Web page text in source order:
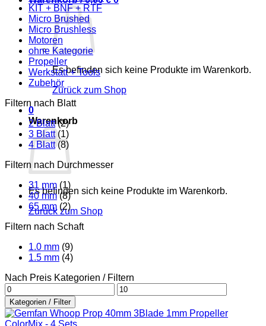
Es befinden sich keine Produkte im Warenkorb.
Zurück zum Shop
0
Warenkorb
Es befinden sich keine Produkte im Warenkorb.
Zurück zum Shop
KIT + BNF + RTF
Micro Brushed
Micro Brushless
Motoren
ohne Kategorie
Propeller
Werkstatt + Tools
Zubehör
Filtern nach Blatt
2 Blatt (2)
3 Blatt (1)
4 Blatt (8)
Filtern nach Durchmesser
31 mm (1)
40 mm (8)
65 mm (2)
Filtern nach Schaft
1.0 mm (9)
1.5 mm (4)
Nach Preis Kategorien / Filtern
Min.
Preis
Max.
Preis
Kategorien / Filter